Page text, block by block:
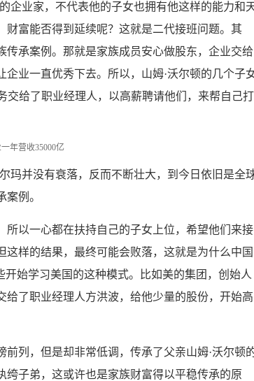
企业家，不代表他的子女也拥有他这样的能力和
财富能否得到延续呢？这就是二代接班问题。其
传承案例。那就是家族成员安心做股东，企业交给
业一直优秀下去。所以，山姆·沃尔顿的几个子
交给了职业经理人，以高薪聘请他们，来帮自己打
玛并没有衰落，反而不断壮大，到今日依旧是全
例。
所以一心都在扶持自己的子女上位，希望他们来接
样的结果，最终可能会败落，这就是为什么中国
始学习美国的这种模式。比如美的集团，创始人
了职业经理人方洪波，给他少量的股份，开始高
列，但是却非常低调，传承了父亲山姆·沃尔顿
子弟，这或许也是家族财富得以平稳传承的原